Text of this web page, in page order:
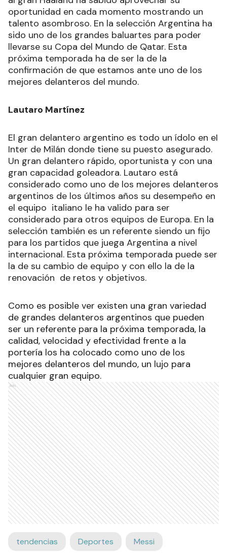
oportunidad en cada momento mostrando un
talento asombroso. En la selección Argentina ha
sido uno de los grandes baluartes para poder
llevarse su Copa del Mundo de Qatar. Esta
próxima temporada ha de ser la de la
confirmación de que estamos ante uno de los
mejores delanteros del mundo.
Lautaro Martínez
El gran delantero argentino es todo un ídolo en eI
Inter de Milán donde tiene su puesto asegurado.
Un gran delantero rápido, oportunista y con una
gran capacidad goleadora. Lautaro está
considerado como uno de los mejores delanteros
argentinos de los últimos años su desempeño en
el equipo italiano le ha valido para ser
considerado para otros equipos de Europa. En la
selección también es un referente siendo un fijo
para los partidos que juega Argentina a nivel
internacional. Esta próxima temporada puede ser
la de su cambio de equipo y con ello la de la
renovación de retos y objetivos.
Como es posible ver existen una gran variedad
de grandes delanteros argentinos que pueden
ser un referente para la próxima temporada, la
calidad, velocidad y efectividad frente a la
portería los ha colocado como uno de los
mejores delanteros del mundo, un lujo para
cualquier gran equipo.
Ads
tendencias Deportes Messi